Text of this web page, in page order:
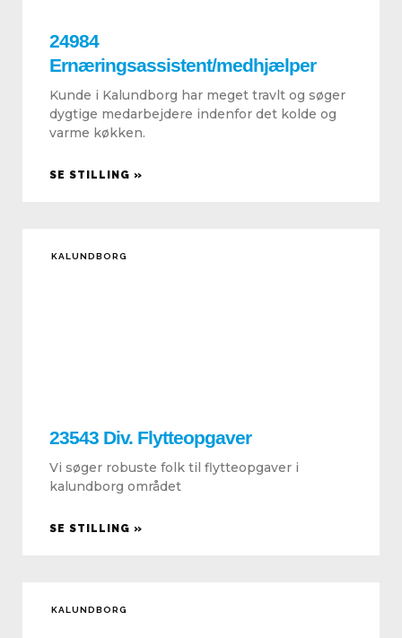
24984
Ernæringsassistent/medhjælper
Kunde i Kalundborg har meget travlt og søger
dygtige medarbejdere indenfor det kolde og
varme køkken.
SE STILLING »
KALUNDBORG
23543 Div. Flytteopgaver
Vi søger robuste folk til flytteopgaver i
kalundborg området
SE STILLING »
KALUNDBORG